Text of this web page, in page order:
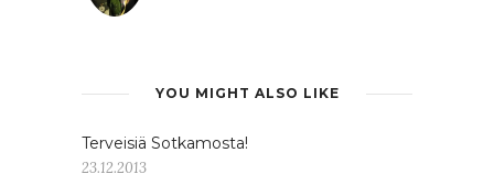
YOU MIGHT ALSO LIKE
Terveisiä Sotkamosta!
23.12.2013